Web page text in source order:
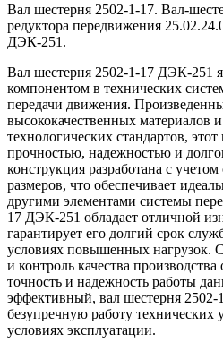
Вал шестерня 2502-1-17. Вал-
редуктора передвижения
ДЭК-251.
Вал шестерня 2502-1-17 ДЭК-251
компонентом в технических
передачи движения.
высококачественных материалов
технологических стандартов,
прочностью, надежностью и
конструкция разработана с
размеров, что обеспечивает
другими элементами системы
17 ДЭК-251 обладает отличной
гарантирует его долгий срок
условиях повышенных нагрузок.
и контроль качества
точность и надежность работы
эффективный, вал шестерня
безупречную работу технических
условиях эксплуатации.